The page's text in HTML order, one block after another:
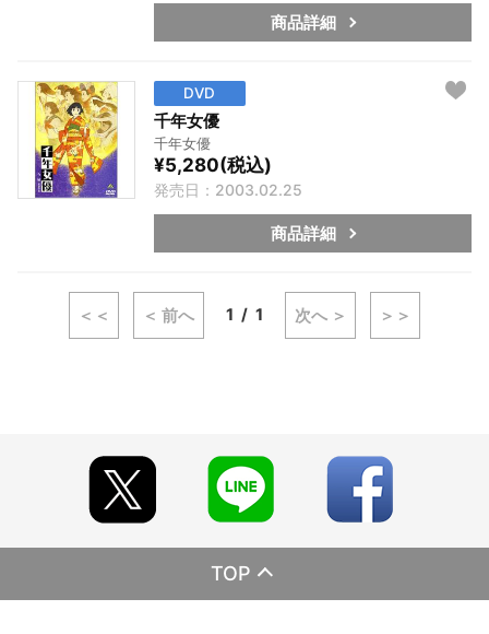
商品詳細
DVD
千年女優
千年女優
¥5,280(税込)
発売日：2003.02.25
商品詳細
＜＜ ＜ 前へ 1 1 次へ ＞ ＞＞
TOP